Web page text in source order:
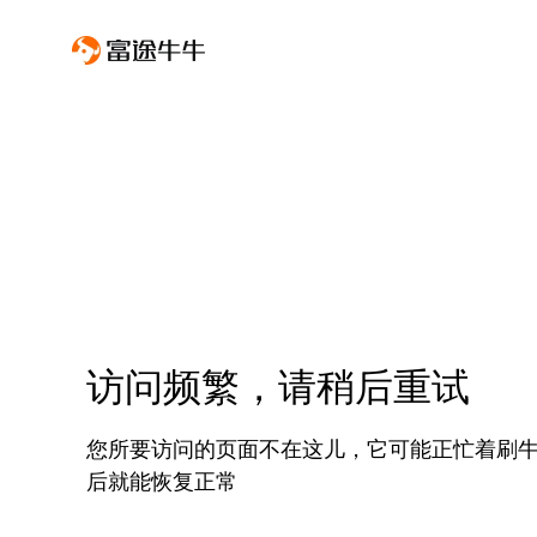
访问频繁，请稍后重试
您所要访问的页面不在这儿，它可能正忙着刷
后就能恢复正常